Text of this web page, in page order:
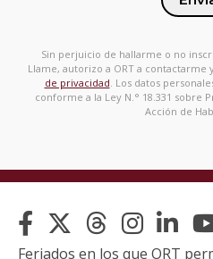
Sin perjuicio de hallarme o no
Llame, autorizo a ORT a contactarme
de privacidad. Los datos
conforme a la Ley N.° 18.331 sobre
Acción de
Feriados en los que ORT